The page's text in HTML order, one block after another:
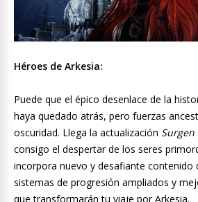
Héroes de Arkesia:
Puede que el épico desenlace de la
haya quedado atrás, pero fuerzas
oscuridad. Llega la actualización Surgen
consigo el despertar de los seres
incorpora nuevo y desafiante contenido
sistemas de progresión ampliados y
que transformarán tu viaje por Arkesia.